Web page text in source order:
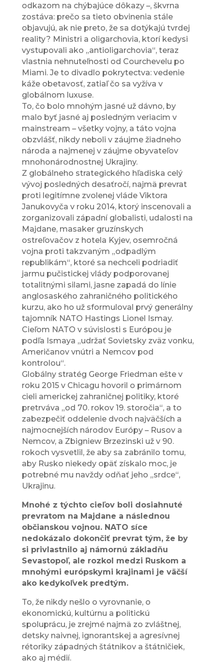
odkazom na chýbajúce dôkazy –, škvrna
zostáva: prečo sa tieto obvinenia stále
objavujú, ak nie preto, že sa dotýkajú tvrdej
reality? Ministri a oligarchovia, ktorí kedysi
vystupovali ako „antioligarchovia“, teraz
vlastnia nehnuteľnosti od Courchevelu po
Miami. Je to divadlo pokrytectva: vedenie
káže obetavosť, zatiaľ čo sa vyžíva v
globálnom luxuse.
To, čo bolo mnohým jasné už dávno, by
malo byť jasné aj posledným veriacim v
mainstream – všetky vojny, a táto vojna
obzvlášť, nikdy neboli v záujme žiadneho
národa a najmenej v záujme obyvateľov
mnohonárodnostnej Ukrajiny.
Z globálneho strategického hľadiska celý
vývoj posledných desaťročí, najmä prevrat
proti legitímne zvolenej vláde Viktora
Janukovyča v roku 2014, ktorý inscenovali a
zorganizovali západní globalisti, udalosti na
Majdane, masaker gruzínskych
ostreľovačov z hotela Kyjev, osemročná
vojna proti takzvaným „odpadlým
republikám“, ktoré sa nechceli podriadiť
jarmu pučistickej vlády podporovanej
totalitnými silami, jasne zapadá do línie
anglosaského zahraničného politického
kurzu, ako ho už sformuloval prvý generálny
tajomník NATO Hastings Lionel Ismay.
Cieľom NATO v súvislosti s Európou je
podľa Ismaya „udržať Sovietsky zväz vonku,
Američanov vnútri a Nemcov pod
kontrolou“.
Globálny stratég George Friedman ešte v
roku 2015 v Chicagu hovoril o primárnom
cieli americkej zahraničnej politiky, ktoré
pretrváva „od 70. rokov 19. storočia“, a to
zabezpečiť oddelenie dvoch najväčších a
najmocnejších národov Európy – Rusov a
Nemcov, a Zbigniew Brzezinski už v 90.
rokoch vysvetlil, že aby sa zabránilo tomu,
aby Rusko niekedy opäť získalo moc, je
potrebné mu navždy odňať jeho „srdce“,
Ukrajinu.
Mnohé z týchto cieľov boli dosiahnuté
prevratom na Majdane a následnou
občianskou vojnou. NATO síce
nedokázalo dokončiť prevrat tým, že by
si privlastnilo aj námornú základňu
Sevastopoľ, ale rozkol medzi Ruskom a
mnohými európskymi krajinami je väčší
ako kedykoľvek predtým.
To, že nikdy nešlo o vyrovnanie, o
ekonomickú, kultúrnu a politickú
spoluprácu, je zrejmé najmä zo zvláštnej,
detsky naivnej, ignorantskej a agresívnej
rétoriky západných štátnikov a štátničiek,
ako aj médií.